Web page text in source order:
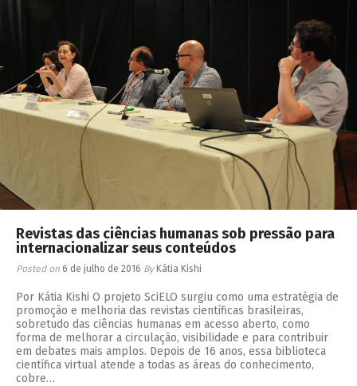
Revistas das ciências humanas sob pressão para
internacionalizar seus conteúdos
Posted on 6 de julho de 2016 ByKátia Kishi
Por Kátia Kishi O projeto SciELO surgiu como uma estratégia de
promoção e melhoria das revistas científicas brasileiras,
sobretudo das ciências humanas em acesso aberto, como
forma de melhorar a circulação, visibilidade e para contribuir
em debates mais amplos. Depois de 16 anos, essa biblioteca
científica virtual atende a todas as áreas do conhecimento,
cobre…